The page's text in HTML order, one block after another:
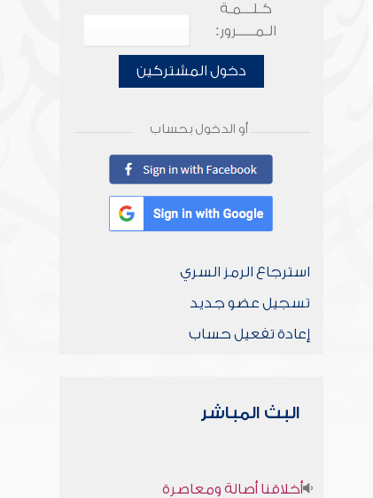
كـلـــمـة
الـمـــــرور:
دخول المشتركين
أو الدخول بحساب
استرجاع الرمز السري
تسجيل عضو جديد
إعادة تفعيل حساب
البث المباشر
أخلاقنا أصالة ومعاصرة